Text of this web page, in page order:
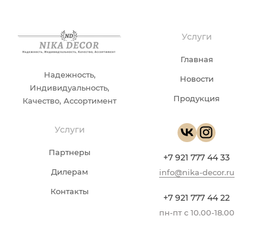
Надежность,
Индивидуальность,
Качество, Ассортимент
Услуги
Главная
Новости
Продукция
Услуги
Партнеры
Дилерам
Контакты
+7 921 777 44 33
info@nika-decor.ru
+7 921 777 44 22
пн-пт с 10.00-18.00